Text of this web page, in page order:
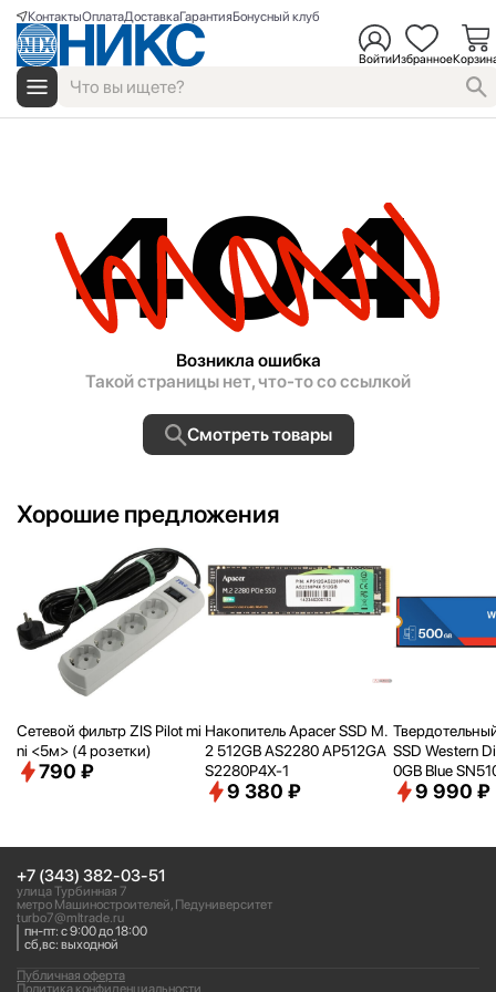
КонтактыОплатаДоставкаГарантияБонусный клуб
ВойтиИзбранное
404
Возникла ошибка
Такой страницы нет, что-то со ссылкой
Смотреть товары
Хорошие предложения
Сетевой фильтр ZIS Pilot mi
ni <5м> (4 розетки)
790 ₽
Накопитель Apacer SSD M.
2 512GB AS2280 AP512GA
S2280P4X-1
9 380 ₽
SSD Western
0GB Blue
00G5B0E
9 990 ₽
+7 (343) 382-03-51
улица Турбинная 7
метро Машиностроителей, Педуниверситет
turbo7@mltrade.ru
пн-пт: с 9:00 до 18:00
сб,вс: выходной
Политика конфиденциальности
Публичная оферта